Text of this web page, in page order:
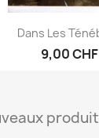
Dans Les
9,00 CHF